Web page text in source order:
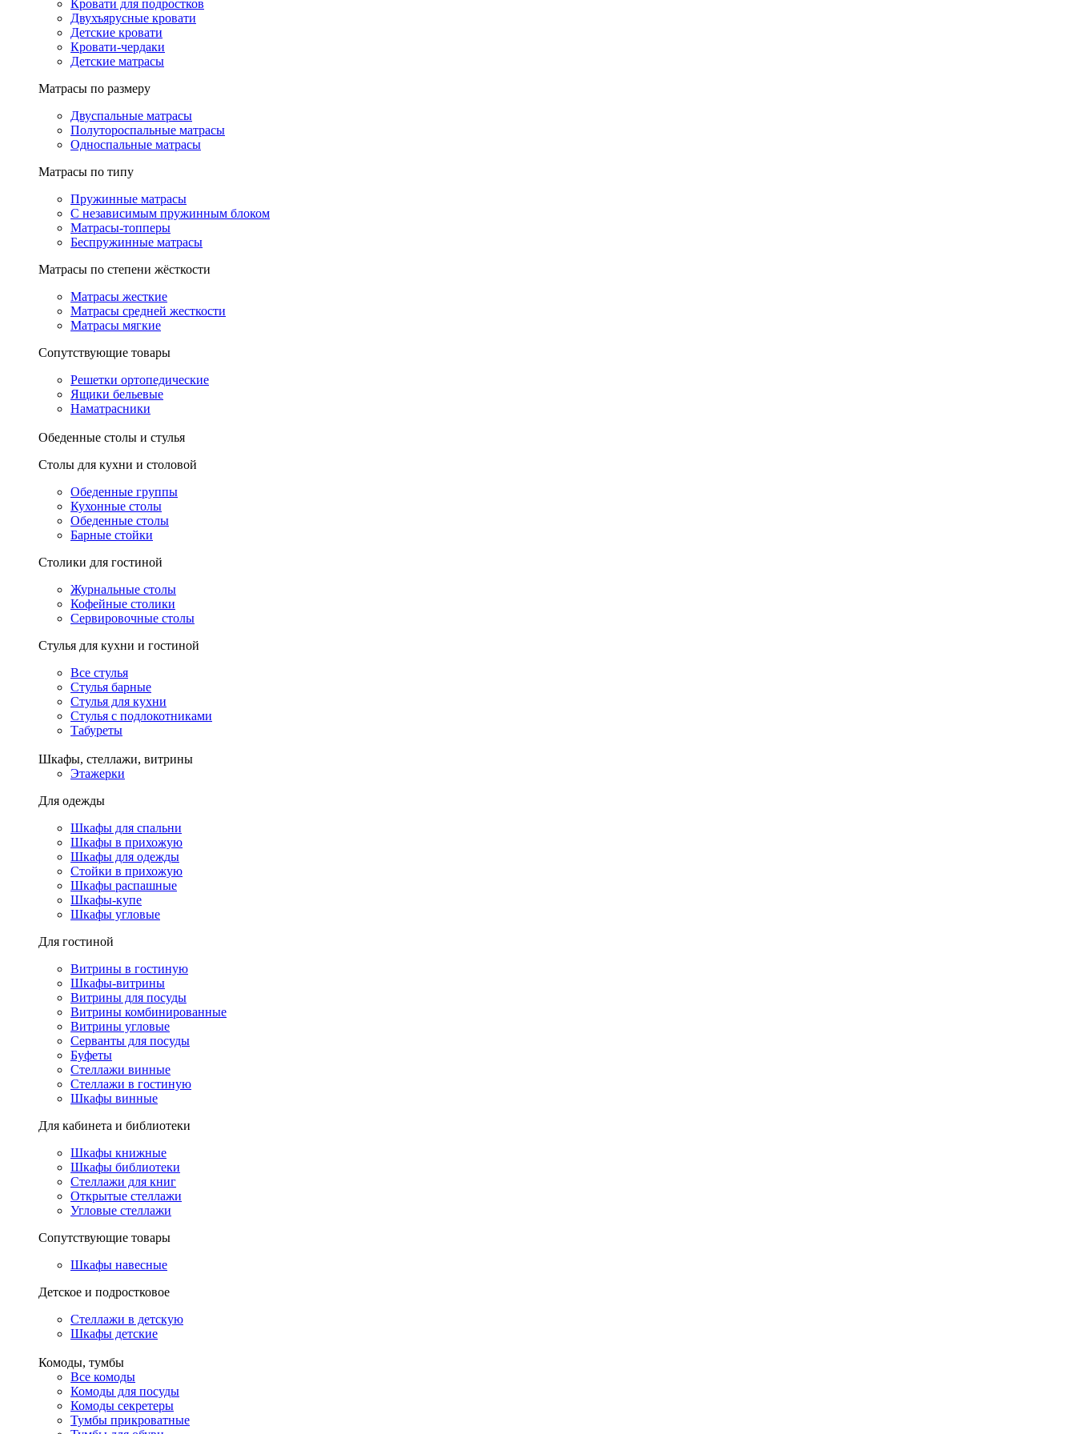
Кровати для подростков
Двухъярусные кровати
Детские кровати
Кровати-чердаки
Детские матрасы
Матрасы по размеру
Двуспальные матрасы
Полутороспальные матрасы
Односпальные матрасы
Матрасы по типу
Пружинные матрасы
С независимым пружинным блоком
Матрасы-топперы
Беспружинные матрасы
Матрасы по степени жёсткости
Матрасы жесткие
Матрасы средней жесткости
Матрасы мягкие
Сопутствующие товары
Решетки ортопедические
Ящики бельевые
Наматрасники
Обеденные столы и стулья
Столы для кухни и столовой
Обеденные группы
Кухонные столы
Обеденные столы
Барные стойки
Столики для гостиной
Журнальные столы
Кофейные столики
Сервировочные столы
Стулья для кухни и гостиной
Все стулья
Стулья барные
Стулья для кухни
Стулья с подлокотниками
Табуреты
Шкафы, стеллажи, витрины
Этажерки
Для одежды
Шкафы для спальни
Шкафы в прихожую
Шкафы для одежды
Стойки в прихожую
Шкафы распашные
Шкафы-купе
Шкафы угловые
Для гостиной
Витрины в гостиную
Шкафы-витрины
Витрины для посуды
Витрины комбинированные
Витрины угловые
Серванты для посуды
Буфеты
Стеллажи винные
Стеллажи в гостиную
Шкафы винные
Для кабинета и библиотеки
Шкафы книжные
Шкафы библиотеки
Стеллажи для книг
Открытые стеллажи
Угловые стеллажи
Сопутствующие товары
Шкафы навесные
Детское и подростковое
Стеллажи в детскую
Шкафы детские
Комоды, тумбы
Все комоды
Комоды для посуды
Комоды секретеры
Тумбы прикроватные